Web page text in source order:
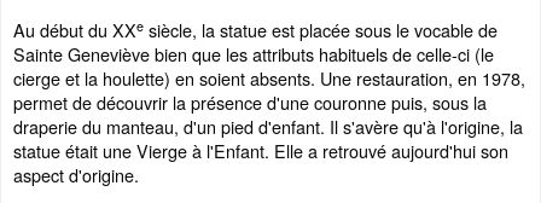
Au début du XXe siècle, la statue est placée sous le vocable de
Sainte Geneviève bien que les attributs habituels de celle-ci (le
cierge et la houlette) en soient absents. Une restauration, en 1978,
permet de découvrir la présence d'une couronne puis, sous la
draperie du manteau, d'un pied d'enfant. Il s'avère qu'à l'origine, la
statue était une Vierge à l'Enfant. Elle a retrouvé aujourd'hui son
aspect d'origine.